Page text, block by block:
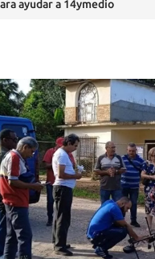
ayudar a 14ymedio